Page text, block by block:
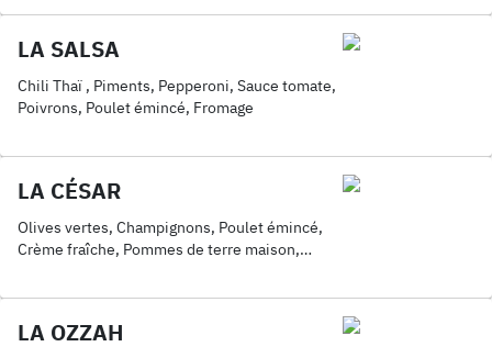
LA SALSA
Chili Thaï , Piments, Pepperoni, Sauce tomate,
Poivrons, Poulet émincé, Fromage
LA CÉSAR
Olives vertes, Champignons, Poulet émincé,
Crème fraîche, Pommes de terre maison,
LA OZZAH